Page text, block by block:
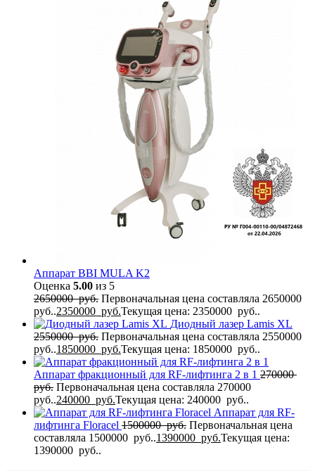
Аппарат BBI MULA K2
Оценка 5.00 из 5
2650000руб. Первоначальная цена составляла 2650000
руб..2350000 руб.Текущая цена: 2350000 руб..
Диодный лазер Lamis XL
2550000руб. Первоначальная цена составляла 2550000
руб..1850000 руб.Текущая цена: 1850000 руб..
Аппарат фракционный для RF-лифтинга 2 в 1 270000
руб. Первоначальная цена составляла 270000
руб..240000 руб.Текущая цена: 240000 руб..
Аппарат для RF-
лифтинга Flоrасеl 1500000руб. Первоначальная цена
составляла 1500000 руб..1390000 руб.Текущая цена:
1390000 руб..